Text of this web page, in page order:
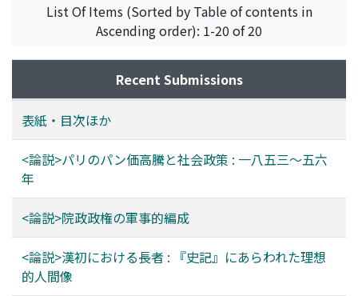
List Of Items (Sorted by Table of contents in
Ascending order): 1-20 of 20
Recent Submissions
表紙・目次ほか
<論説>パリのパン価高騰と社会政策 : 一八五三～五六
年
<論説>院政政権の軍事的編成
<論説>漢初における長者 : 『史記』にあらわれた理想
的人間像